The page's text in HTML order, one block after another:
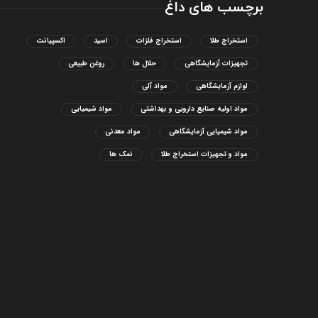
برچسب های داغ
استخراج طلا استخراج فلزات اسید اکسپیانت
تجهیزات آزمایشگاهی حلال ها روغن طبیعی
لوازم آزمایشگاهی مواد آلی
مواد اولیه صنایع دارویی و بهداشتی مواد شیمیایی
مواد شیمیایی آزمایشگاهی مواد معدنی
مواد و تجهیزات استخراج طلا نمک ها